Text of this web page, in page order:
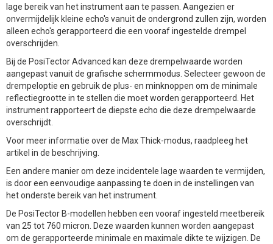
lage bereik van het instrument aan te passen. Aangezien er
onvermijdelijk kleine echo's vanuit de ondergrond zullen zijn, worden
alleen echo's gerapporteerd die een vooraf ingestelde drempel
overschrijden.
Bij de PosiTector Advanced kan deze drempelwaarde worden
aangepast vanuit de grafische schermmodus. Selecteer gewoon de
drempeloptie en gebruik de plus- en minknoppen om de minimale
reflectiegrootte in te stellen die moet worden gerapporteerd. Het
instrument rapporteert de diepste echo die deze drempelwaarde
overschrijdt.
Voor meer informatie over de Max Thick-modus, raadpleeg het
artikel in de beschrijving.
Een andere manier om deze incidentele lage waarden te vermijden,
is door een eenvoudige aanpassing te doen in de instellingen van
het onderste bereik van het instrument.
De PosiTector B-modellen hebben een vooraf ingesteld meetbereik
van 25 tot 760 micron. Deze waarden kunnen worden aangepast
om de gerapporteerde minimale en maximale dikte te wijzigen. De